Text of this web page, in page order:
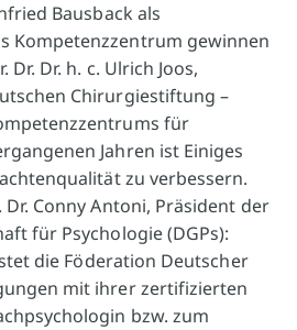
Bausback als
Kompetenzzentrum gewinnen
Dr. h. c. Ulrich Joos,
Chirurgiestiftung –
für
Jahren ist Einiges
zu verbessern.
Conny Antoni, Präsident der
für Psychologie (DGPs):
die Föderation Deutscher
mit ihrer zertifizierten
bzw. zum